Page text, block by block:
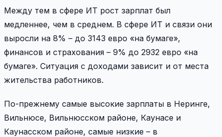
Между тем в сфере ИТ рост зарплат был
медленнее, чем в среднем. В сфере ИТ и связи они
выросли на 8% – до 3143 евро «на бумаге»,
финансов и страхования – 9% до 2932 евро «на
бумаге». Ситуация с доходами зависит и от места
жительства работников.
По-прежнему самые высокие зарплаты в Неринге,
Вильнюсе, Вильнюсском районе, Каунасе и
Каунасском районе, самые низкие – в